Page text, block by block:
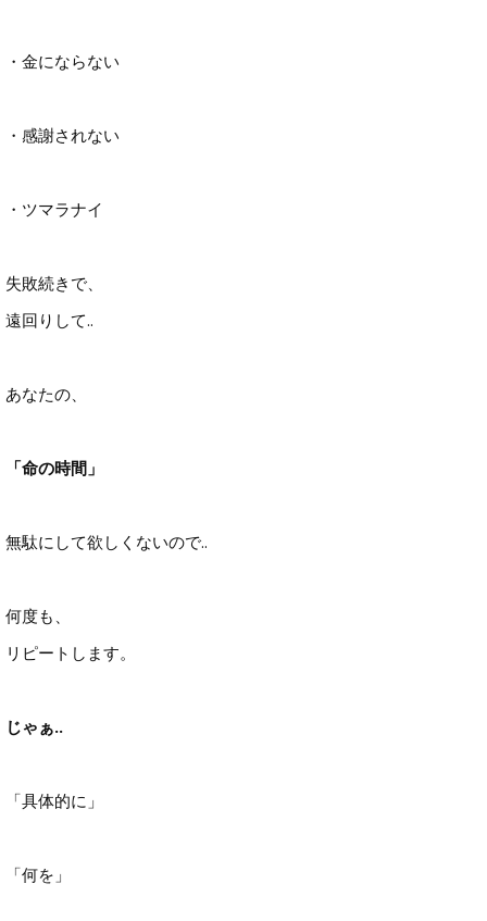
・金にならない
・感謝されない
・ツマラナイ
失敗続きで、
遠回りして..
あなたの、
「命の時間」
無駄にして欲しくないので..
何度も、
リピートします。
じゃぁ..
「具体的に」
「何を」